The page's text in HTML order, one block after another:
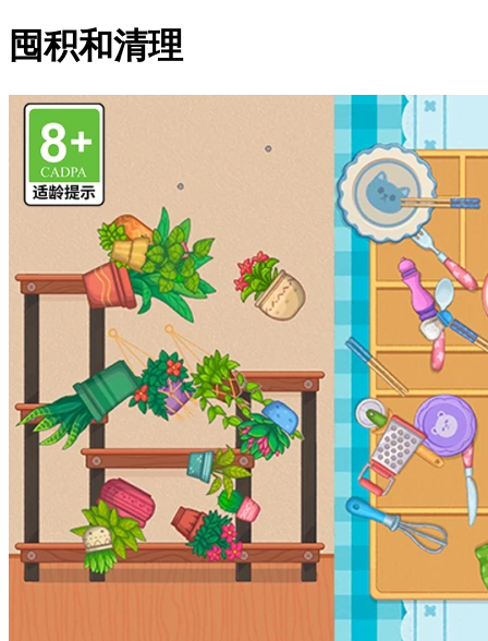
囤积和清理